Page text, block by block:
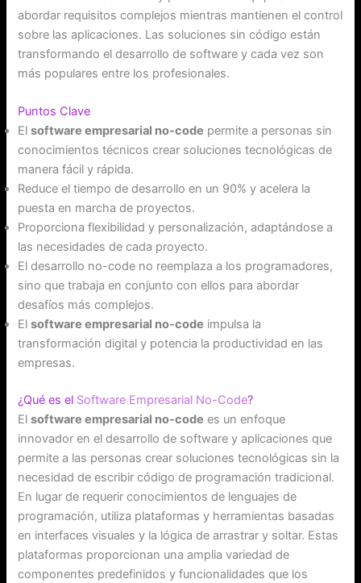
abordar requisitos complejos mientras mantienen el control
sobre las aplicaciones. Las soluciones sin código están
transformando el desarrollo de software y cada vez son
más populares entre los profesionales.
Puntos Clave
Elsoftware empresarial no-code permite a personas sin
conocimientos técnicos crear soluciones tecnológicas de
manera fácil y rápida.
Reduce el tiempo de desarrollo en un 90% y acelera la
puesta en marcha de proyectos.
Proporciona flexibilidad y personalización, adaptándose a
las necesidades de cada proyecto.
El desarrollo no-code no reemplaza a los programadores,
sino que trabaja en conjunto con ellos para abordar
desafíos más complejos.
Elsoftware empresarial no-code impulsa la
transformación digital y potencia la productividad en las
empresas.
¿Qué es el Software Empresarial No-Code?
Elsoftware empresarial no-code es un enfoque
innovador en el desarrollo de software y aplicaciones que
permite a las personas crear soluciones tecnológicas sin la
necesidad de escribir código de programación tradicional.
En lugar de requerir conocimientos de lenguajes de
programación, utiliza plataformas y herramientas basadas
en interfaces visuales y la lógica de arrastrar y soltar. Estas
plataformas proporcionan una amplia variedad de
componentes predefinidos y funcionalidades que los